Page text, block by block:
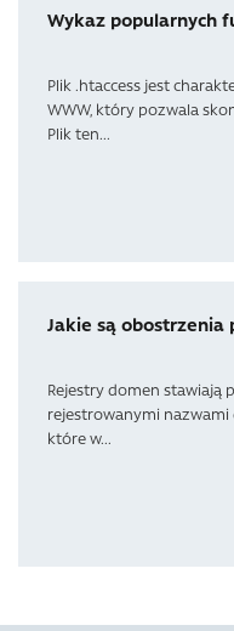
Wykaz popularnych
Plik .htaccess jest
WWW, który pozwala
Plik ten...
Jakie są obostrzenia
Rejestry domen stawiają
rejestrowanymi nazwami
które w...